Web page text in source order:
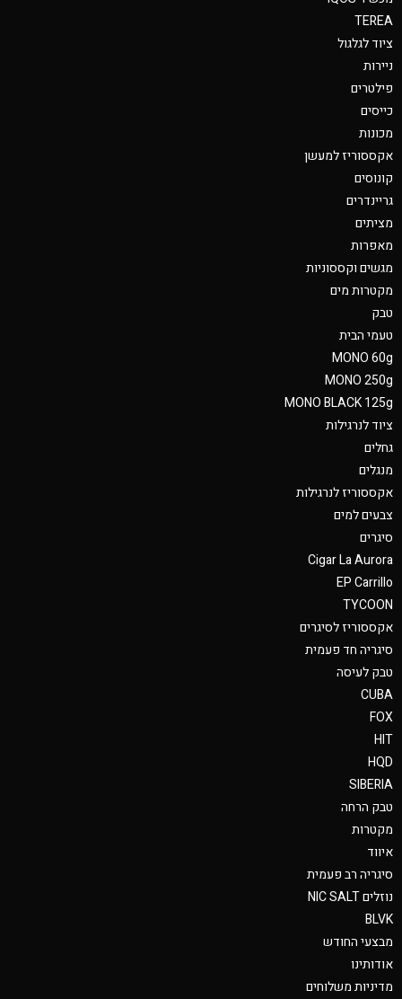
TEREA
ציוד לגלגול
ניירות
פילטרים
כייסים
מכונות
אקססוריז למעשן
קונוסים
גריינדרים
מציתים
מאפרות
מגשים וקססוניות
מקטרות מים
טבק
טעמי הבית
MONO 60g
MONO 250g
MONO BLACK 125g
ציוד לנרגילות
גחלים
מנגלים
אקססוריז לנרגילות
צבעים למים
סיגרים
Cigar La Aurora
EP Carrillo
TYCOON
אקססוריז לסיגרים
סיגריה חד פעמית
טבק לעיסה
CUBA
FOX
HIT
HQD
SIBERIA
טבק הרחה
מקטרות
איווד
סיגריה רב פעמית
נוזלים NIC SALT
BLVK
מבצעי החודש
אודותינו
מדיניות משלוחים